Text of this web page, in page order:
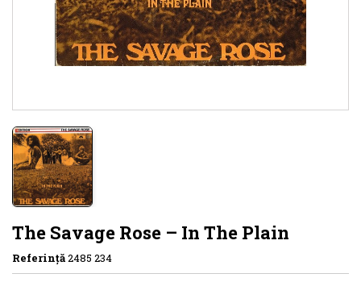
The Savage Rose – In The Plain
Referinţă2485 234